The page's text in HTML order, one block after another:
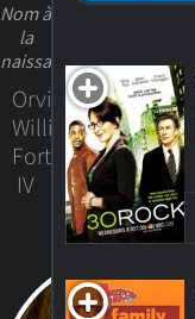
Nom à
la
naissance
Orville
Willis
Forte
IV